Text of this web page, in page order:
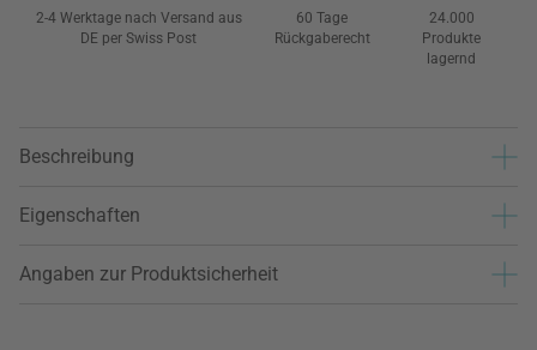
2-4 Werktage nach Versand aus
DE per Swiss Post
60 Tage
Rückgaberecht
24.000
Produkte
lagernd
Beschreibung
Eigenschaften
Angaben zur Produktsicherheit